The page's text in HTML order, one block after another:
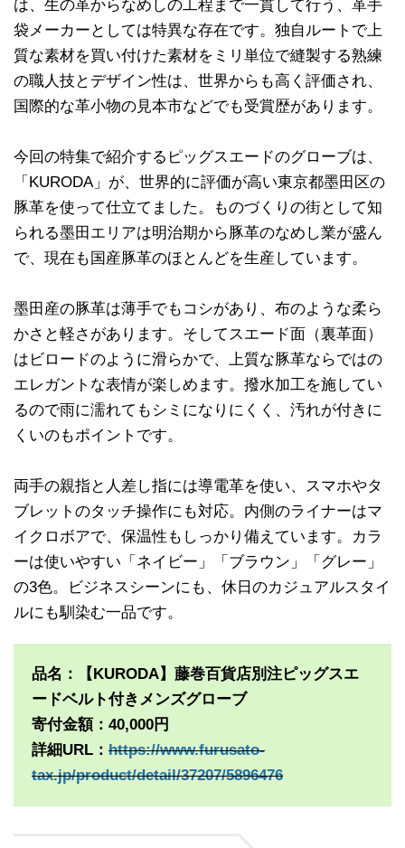
は、生の革からなめしの工程まで一貫して行う、革手
袋メーカーとしては特異な存在です。独自ルートで上
質な素材を買い付けた素材をミリ単位で縫製する熟練
の職人技とデザイン性は、世界からも高く評価され、
国際的な革小物の見本市などでも受賞歴があります。
今回の特集で紹介するピッグスエードのグローブは、
「KURODA」が、世界的に評価が高い東京都墨田区の
豚革を使って仕立てました。ものづくりの街として知
られる墨田エリアは明治期から豚革のなめし業が盛ん
で、現在も国産豚革のほとんどを生産しています。
墨田産の豚革は薄手でもコシがあり、布のような柔ら
かさと軽さがあります。そしてスエード面（裏革面）
はビロードのように滑らかで、上質な豚革ならではの
エレガントな表情が楽しめます。撥水加工を施してい
るので雨に濡れてもシミになりにくく、汚れが付きに
くいのもポイントです。
両手の親指と人差し指には導電革を使い、スマホやタ
ブレットのタッチ操作にも対応。内側のライナーはマ
イクロボアで、保温性もしっかり備えています。カラ
ーは使いやすい「ネイビー」「ブラウン」「グレー」
の3色。ビジネスシーンにも、休日のカジュアルスタイ
ルにも馴染む一品です。
品名：【KURODA】藤巻百貨店別注ピッグスエ
ードベルト付きメンズグローブ
寄付金額：40,000円
詳細URL： https://www.furusato-
tax.jp/product/detail/37207/5896476